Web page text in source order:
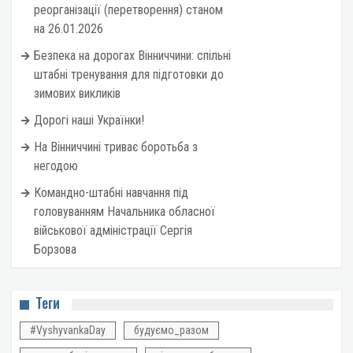
реорганізації (перетворення) станом
на 26.01.2026
Безпека на дорогах Вінниччини: спільні
штабні тренування для підготовки до
зимових викликів
Дорогі наші Українки!
На Вінниччині триває боротьба з
негодою
Командно-штабні навчання під
головуванням Начальника обласної
військової адміністрації Сергія
Борзова
Теги
#VyshyvankaDay будуємо_разом